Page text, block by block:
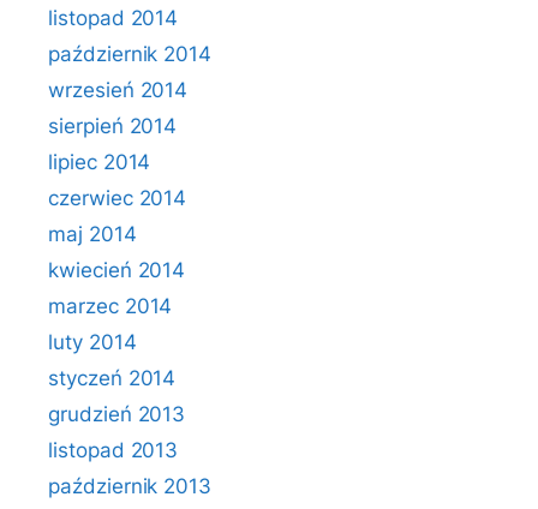
listopad 2014
październik 2014
wrzesień 2014
sierpień 2014
lipiec 2014
czerwiec 2014
maj 2014
kwiecień 2014
marzec 2014
luty 2014
styczeń 2014
grudzień 2013
listopad 2013
październik 2013